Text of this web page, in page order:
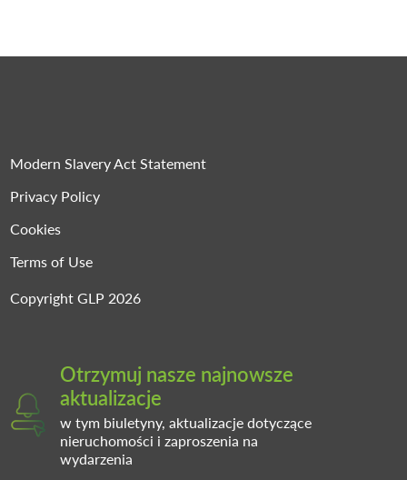
Modern Slavery Act Statement
Privacy Policy
Cookies
Terms of Use
Copyright GLP 2026
Otrzymuj nasze najnowsze
aktualizacje
w tym biuletyny, aktualizacje dotyczące
nieruchomości i zaproszenia na
wydarzenia